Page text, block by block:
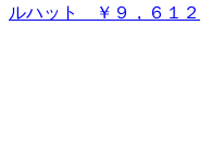
ルハット ￥９，６１２